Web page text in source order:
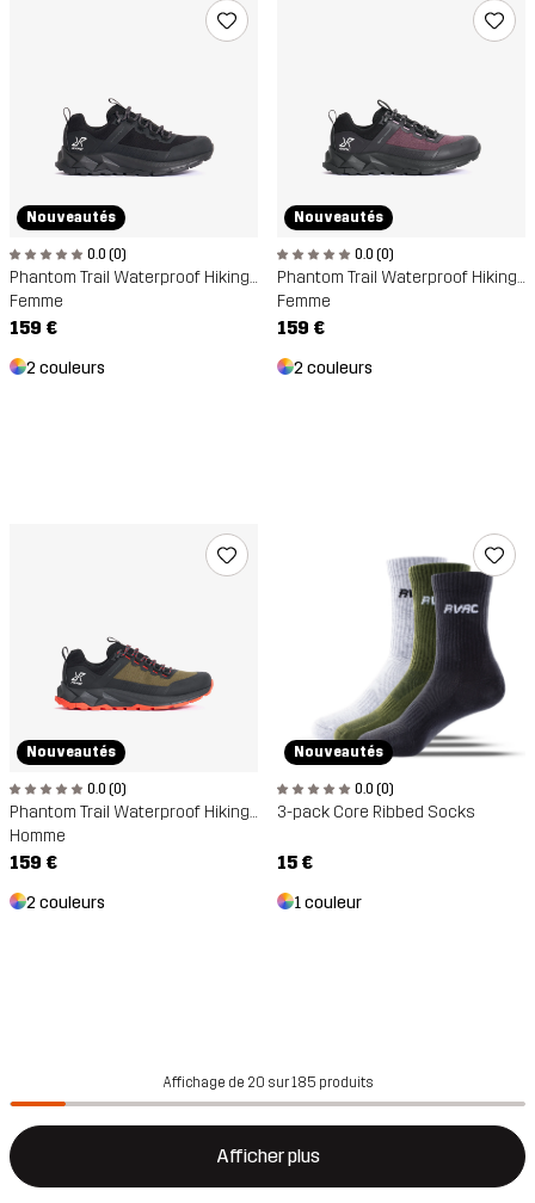
Nouveautés
0.0 (0)
Phantom Trail Waterproof Hiking Shoe
Femme
159 €
2 couleurs
Nouveautés
0.0 (0)
Phantom Trail Waterproof Hiking Shoe
Femme
159 €
2 couleurs
Nouveautés
0.0 (0)
Phantom Trail Waterproof Hiking Shoe
Homme
159 €
2 couleurs
Nouveautés
0.0 (0)
3-pack Core Ribbed Socks
15 €
1 couleur
Affichage de 20 sur 185 produits
Afficher plus